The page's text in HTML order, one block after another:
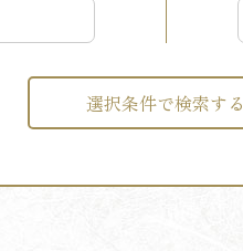
選択条件で検索する